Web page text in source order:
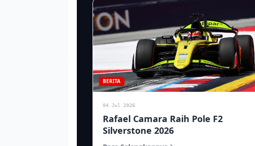
BERITA
04 Jul 2026
Rafael Camara Raih Pole F2
Silverstone 2026